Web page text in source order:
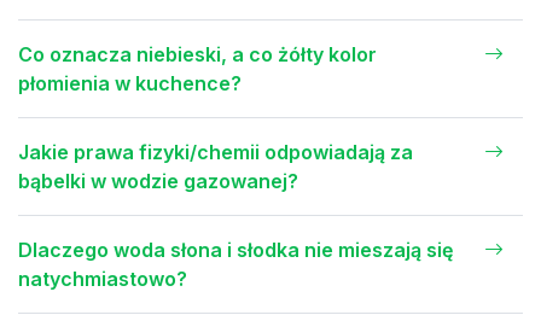
Co oznacza niebieski, a co żółty kolor
płomienia w kuchence?
Jakie prawa fizyki/chemii odpowiadają za
bąbelki w wodzie gazowanej?
Dlaczego woda słona i słodka nie mieszają się
natychmiastowo?